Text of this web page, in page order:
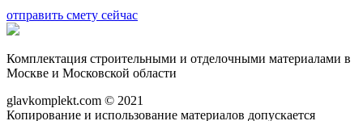
отправить смету сейчас
Комплектация строительными и отделочными материалами в
Москве и Московской области
glavkomplekt.com © 2021
Копирование и использование материалов допускается